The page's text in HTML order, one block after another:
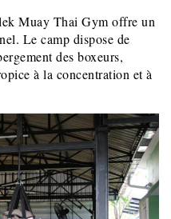
Muay Thai Gym offre un
Le camp dispose de
des boxeurs,
à la concentration et à